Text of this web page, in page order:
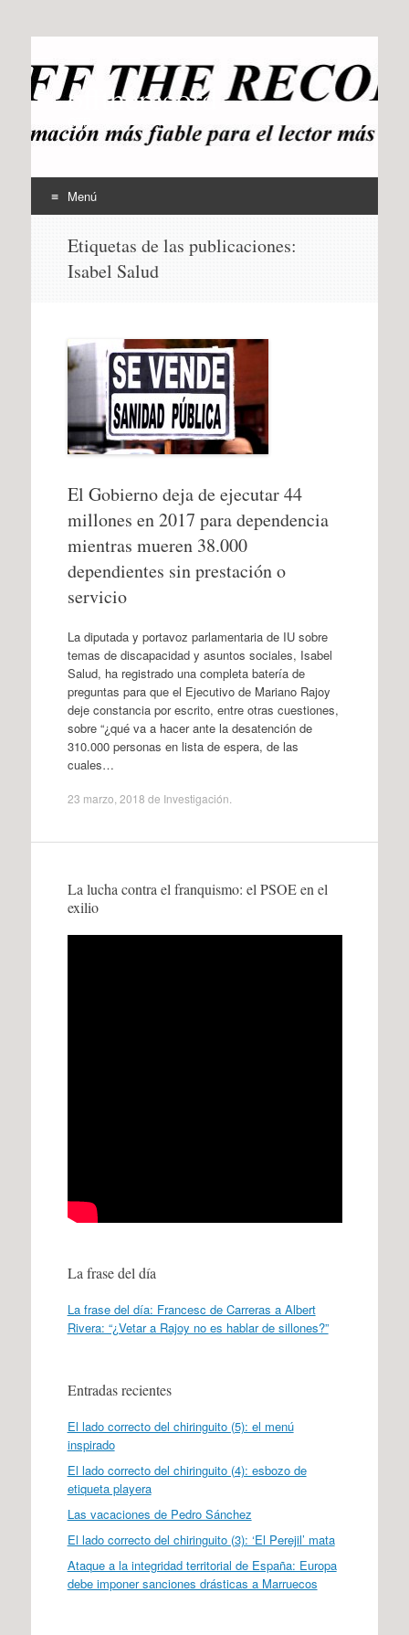
offtherecord
OTR
Menú
contenido
Etiquetas de las publicaciones:
Isabel Salud
El Gobierno deja de ejecutar 44
millones en 2017 para dependencia
mientras mueren 38.000
dependientes sin prestación o
servicio
La diputada y portavoz parlamentaria de IU sobre
temas de discapacidad y asuntos sociales, Isabel
Salud, ha registrado una completa batería de
preguntas para que el Ejecutivo de Mariano Rajoy
deje constancia por escrito, entre otras cuestiones,
sobre “¿qué va a hacer ante la desatención de
310.000 personas en lista de espera, de las
cuales…
23 marzo, 2018 de Investigación
La lucha contra el franquismo: el PSOE en el
exilio
La frase del día
La frase del día: Francesc de Carreras a Albert
Rivera: “¿Vetar a Rajoy no es hablar de sillones?”
Entradas recientes
El lado correcto del chiringuito (5): el menú
inspirado
El lado correcto del chiringuito (4): esbozo de
etiqueta playera
Las vacaciones de Pedro Sánchez
El lado correcto del chiringuito (3): ‘El Perejil’ mata
Ataque a la integridad territorial de España: Europa
debe imponer sanciones drásticas a Marruecos